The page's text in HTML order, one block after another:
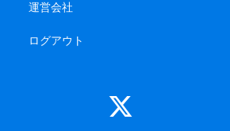
運営会社
ログアウト